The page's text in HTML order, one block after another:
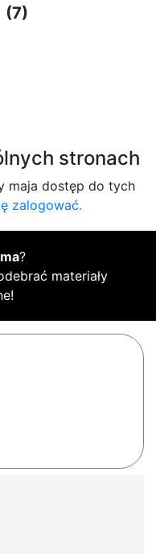
(7)
stronach
maja dostęp do tych
zalogować.
?
materiały